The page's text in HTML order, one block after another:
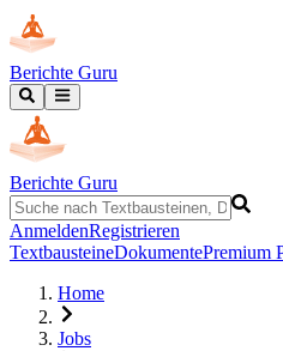
Berichte Guru
Berichte Guru
AnmeldenRegistrieren
TextbausteineDokumentePremium
Home
Jobs